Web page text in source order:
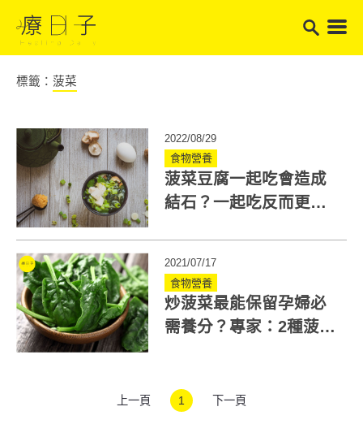
標籤： 菠菜
2022/08/29
食物營養
菠菜豆腐一起吃會造成
結石？一起吃反而更能
2021/07/17
食物營養
炒菠菜最能保留孕婦必
需養分？專家：2種菠菜
上一頁 1 下一頁